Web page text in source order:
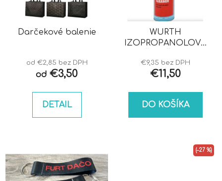
Darčekové balenie
od €2,85 bez DPH
od €3,50
DETAIL
WURTH
IZOPROPANOLOVÝ
€9,35 bez DPH
€11,50
DO KOŠÍKA
(–27 %)